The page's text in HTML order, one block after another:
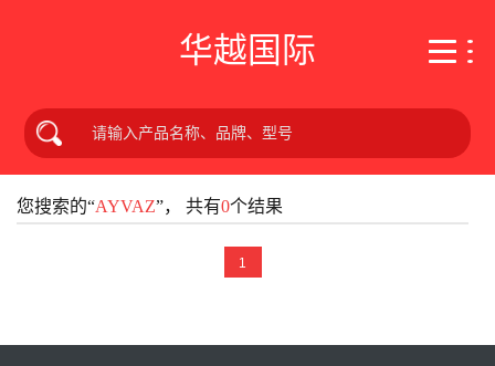
华越国际
您搜索的“AYVAZ”， 共有0个结果
1